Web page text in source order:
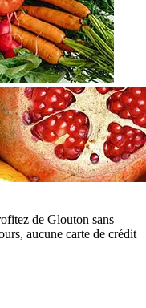
de Glouton sans
aucune carte de crédit